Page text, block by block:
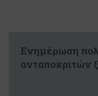
Ενημέρωση
ανταποκριτών